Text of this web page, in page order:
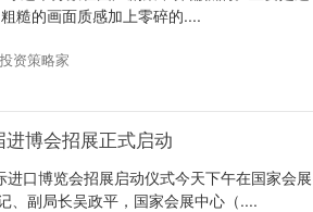
糙的画面质感加上零碎的....
资策略家
博会招展正式启动
口博览会招展启动仪式今天下午在国家会展
、副局长吴政平，国家会展中心（....